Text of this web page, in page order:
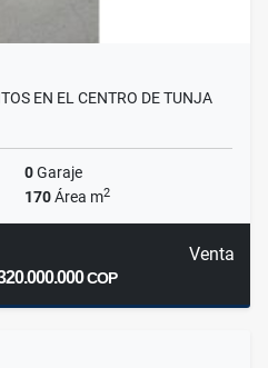
EN EL CENTRO DE TUNJA
0Garaje
170Área m2
Venta
COP